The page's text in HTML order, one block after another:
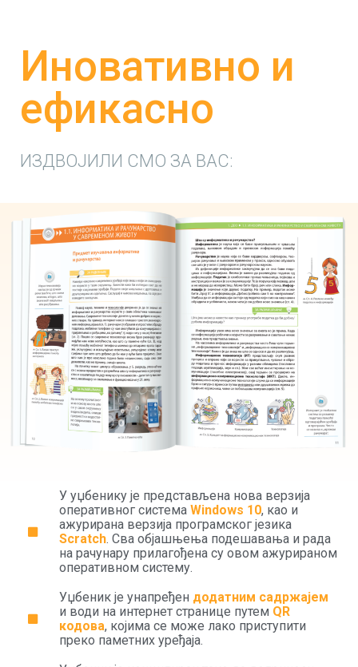
Иновативно и
ефикасно
ИЗДВОЈИЛИ СМО ЗА ВАС:
У уџбенику је представљена нова верзија
опeративног систeма Windows 10, као и
ажурирана верзија програмског језика
Scratch. Сва објашњeња подeшавања и рада
на рачунару прилагођeна су овом ажурираном
оперативном систему.
Уџбеник је унапређен додатним садржајем
и води на интернет странице путем QR
кодова, којима се може лако приступити
преко паметних уређаја.